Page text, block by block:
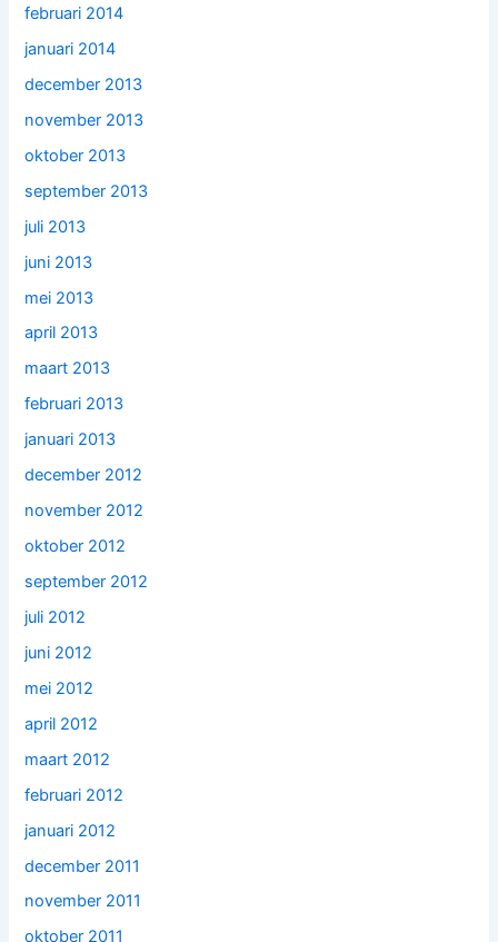
februari 2014
januari 2014
december 2013
november 2013
oktober 2013
september 2013
juli 2013
juni 2013
mei 2013
april 2013
maart 2013
februari 2013
januari 2013
december 2012
november 2012
oktober 2012
september 2012
juli 2012
juni 2012
mei 2012
april 2012
maart 2012
februari 2012
januari 2012
december 2011
november 2011
oktober 2011